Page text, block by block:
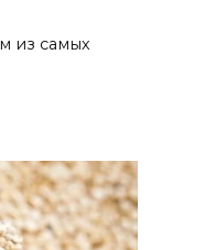
из самых